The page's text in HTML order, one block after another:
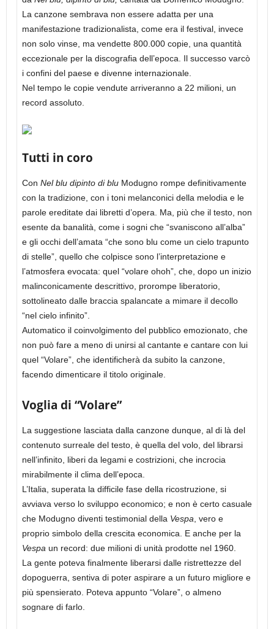
La canzone sembrava non essere adatta per una
manifestazione tradizionalista, come era il festival, invece
non solo vinse, ma vendette 800.000 copie, una quantità
eccezionale per la discografia dell’epoca. Il successo varcò
i confini del paese e divenne internazionale.
Nel tempo le copie vendute arriveranno a 22 milioni, un
record assoluto.
Tutti in coro
Con Nel blu dipinto di blu Modugno rompe definitivamente
con la tradizione, con i toni melanconici della melodia e le
parole ereditate dai libretti d’opera. Ma, più che il testo, non
esente da banalità, come i sogni che “svaniscono all’alba”
e gli occhi dell’amata “che sono blu come un cielo trapunto
di stelle”, quello che colpisce sono l’interpretazione e
l’atmosfera evocata: quel “volare ohoh”, che, dopo un inizio
malinconicamente descrittivo, prorompe liberatorio,
sottolineato dalle braccia spalancate a mimare il decollo
“nel cielo infinito”.
Automatico il coinvolgimento del pubblico emozionato, che
non può fare a meno di unirsi al cantante e cantare con lui
quel “Volare”, che identificherà da subito la canzone,
facendo dimenticare il titolo originale.
Voglia di “Volare”
La suggestione lasciata dalla canzone dunque, al di là del
contenuto surreale del testo, è quella del volo, del librarsi
nell’infinito, liberi da legami e costrizioni, che incrocia
mirabilmente il clima dell’epoca.
L’Italia, superata la difficile fase della ricostruzione, si
avviava verso lo sviluppo economico; e non è certo casuale
che Modugno diventi testimonial della Vespa, vero e
proprio simbolo della crescita economica. E anche per la
Vespa un record: due milioni di unità prodotte nel 1960.
La gente poteva finalmente liberarsi dalle ristrettezze del
dopoguerra, sentiva di poter aspirare a un futuro migliore e
più spensierato. Poteva appunto “Volare”, o almeno
sognare di farlo.